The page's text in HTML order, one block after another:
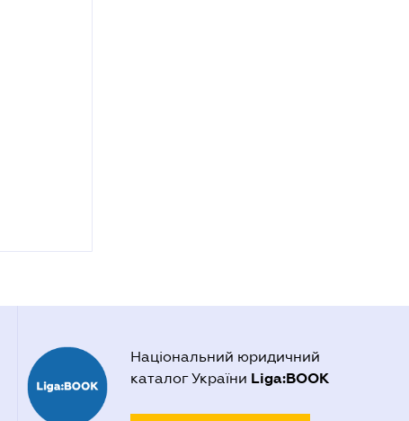
Національний юридичний
каталог України Liga:BOOK